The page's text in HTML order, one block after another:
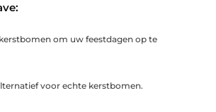
om uw feestdagen op te
voor echte kerstbomen.